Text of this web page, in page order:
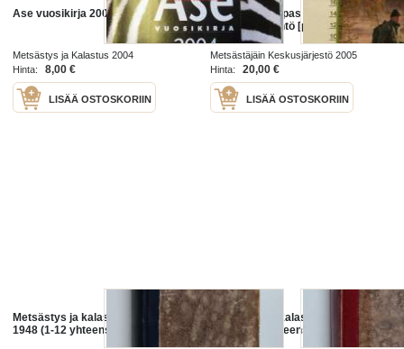
Ase vuosikirja 2004
Metsästys ja Kalastus 2004
Hinta:
8,00 €
LISÄÄ OSTOSKORIIN
Metsästäjän opas + Metsästys- ja
aselainsäädäntö [pahvikotelo]
Metsästäjäin Keskusjärjestö 2005
Hinta:
20,00 €
LISÄÄ OSTOSKORIIN
Metsästys ja kalastus vuosikerta
1948 (1-12 yhteensidottuna)
Metsästys ja kalastus vuosikerta
1946 (1-12 yhteensidottuna)